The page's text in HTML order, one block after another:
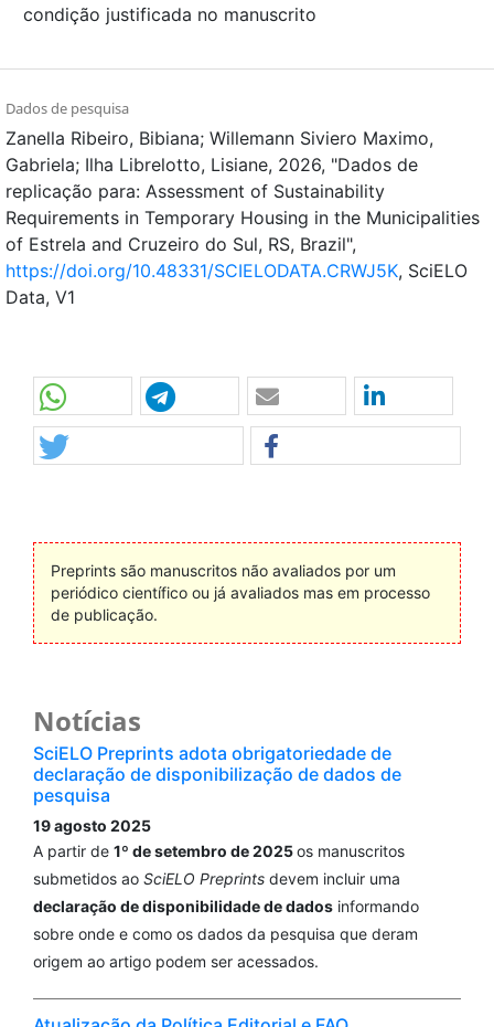
condição justificada no manuscrito
Dados de pesquisa
Zanella Ribeiro, Bibiana; Willemann Siviero Maximo,
Gabriela; Ilha Librelotto, Lisiane, 2026, "Dados de
replicação para: Assessment of Sustainability
Requirements in Temporary Housing in the Municipalities
of Estrela and Cruzeiro do Sul, RS, Brazil",
https://doi.org/10.48331/SCIELODATA.CRWJ5K, SciELO
Data, V1
Preprints são manuscritos não avaliados por um
periódico científico ou já avaliados mas em processo
de publicação.
Notícias
SciELO Preprints adota obrigatoriedade de
declaração de disponibilização de dados de
pesquisa
19 agosto 2025
A partir de 1º de setembro de 2025os manuscritos
submetidos ao SciELO Preprints devem incluir uma
declaração de disponibilidade de dados informando
sobre onde e como os dados da pesquisa que deram
origem ao artigo podem ser acessados.